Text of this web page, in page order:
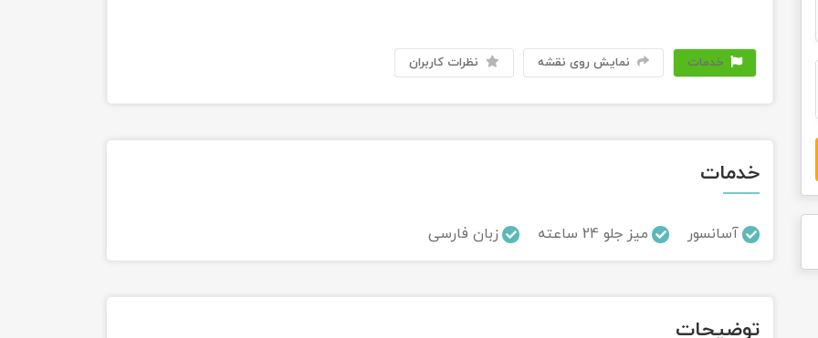
خدمات نمایش روی نقشه نظرات کاربران
خدمات
آسانسور میز جلو 24 ساعته زبان فارسی
توضیحات